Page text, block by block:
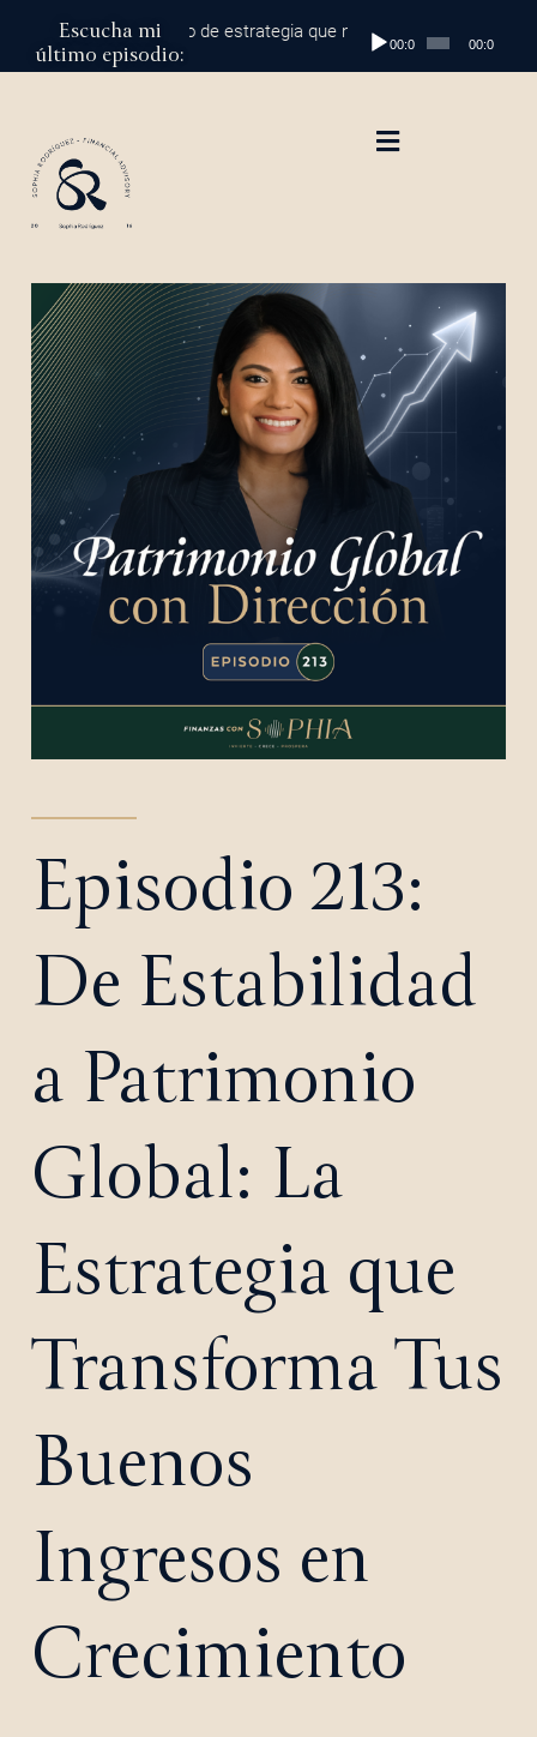
Escucha mi
último episodio:
el cambio de estrategia que marca la diferencia
Reproductor
00:00 00:00
Episodio 213:
De Estabilidad
a Patrimonio
Global: La
Estrategia que
Transforma Tus
Buenos
Ingresos en
Crecimiento